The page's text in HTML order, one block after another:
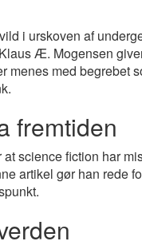
i urskoven af
Æ. Mogensen
menes med begrebet
fremtiden
science fiction har
artikel gør han rede